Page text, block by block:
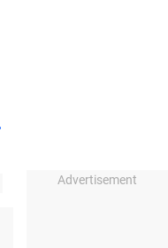
Advertisement